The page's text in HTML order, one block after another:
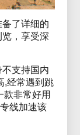
了详细的
，享受深
支持国内
,经常遇到跳
款非常好用
线加速该